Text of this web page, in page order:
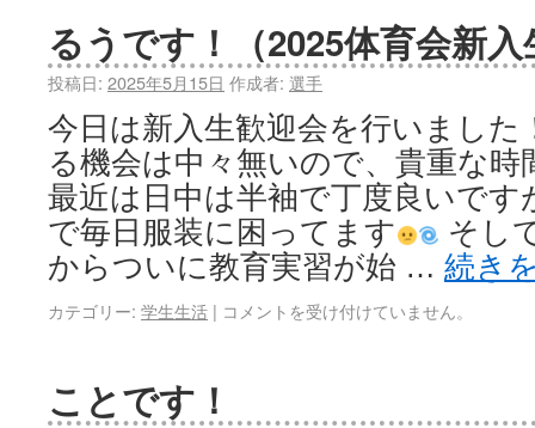
るうです！（2025体育会新
投稿日: 2025年5月15日 作成者: 選手
今日は新入生歓迎会を行いました
る機会は中々無いので、貴重な
最近は日中は半袖で丁度良いです
で毎日服装に困ってます
そし
からついに教育実習が始 … 続き
カテゴリー: 学生生活 | コメントを受け付けていません。
ことです！